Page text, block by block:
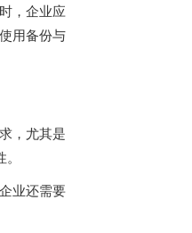
，企业应
用备份与
，尤其是
业还需要